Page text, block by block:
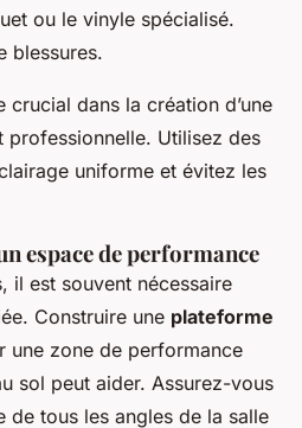
ou le vinyle spécialisé.
blessures.
crucial dans la création d’une
professionnelle. Utilisez des
uniforme et évitez les
espace de performance
il est souvent nécessaire
Construire une plateforme
une zone de performance
sol peut aider. Assurez-vous
de tous les angles de la salle